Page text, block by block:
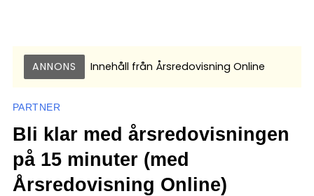
ANNONS Innehåll från Årsredovisning Online
PARTNER
Bli klar med årsredovisningen
på 15 minuter (med
Årsredovisning Online)